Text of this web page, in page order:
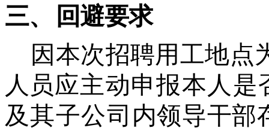
三、
回避要求
因本次招聘用工地点
人员应主动申报本人
及其子公司 内领导干部